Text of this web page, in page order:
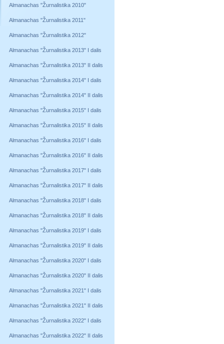
Almanachas "Žurnalistika 2010"
Almanachas "Žurnalistika 2011"
Almanachas "Žurnalistika 2012"
Almanachas "Žurnalistika 2013" I dalis
Almanachas "Žurnalistika 2013" II dalis
Almanachas "Žurnalistika 2014" I dalis
Almanachas "Žurnalistika 2014" II dalis
Almanachas "Žurnalistika 2015" I dalis
Almanachas "Žurnalistika 2015" II dalis
Almanachas "Žurnalistika 2016" I dalis
Almanachas "Žurnalistika 2016" II dalis
Almanachas "Žurnalistika 2017" I dalis
Almanachas "Žurnalistika 2017" II dalis
Almanachas "Žurnalistika 2018" I dalis
Almanachas "Žurnalistika 2018" II dalis
Almanachas "Žurnalistika 2019" I dalis
Almanachas "Žurnalistika 2019" II dalis
Almanachas "Žurnalistika 2020" I dalis
Almanachas "Žurnalistika 2020" II dalis
Almanachas "Žurnalistika 2021" I dalis
Almanachas "Žurnalistika 2021" II dalis
Almanachas "Žurnalistika 2022" I dalis
Almanachas "Žurnalistika 2022" II dalis